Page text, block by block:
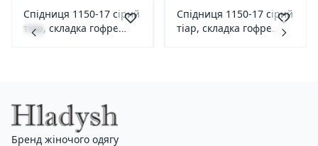
Спідниця 1150-17 сірий
тіар, складка гофре
Спідниця 1150-17 сірий
тіар, складка гофре
Бренд жіночого одягу